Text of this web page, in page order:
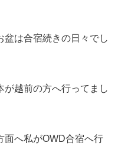
盆は合宿続きの日々でし
が越前の方へ行ってまし
面へ私がOWD合宿へ行